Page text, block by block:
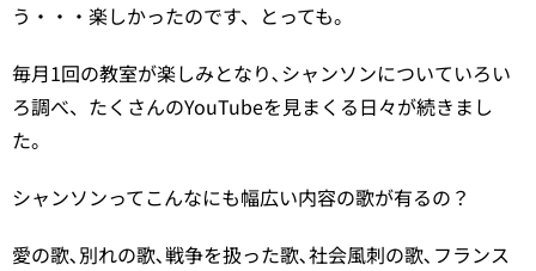
う・・・楽しかったのです、とっても。
毎月1回の教室が楽しみとなり､シャンソンについていろい
ろ調べ、たくさんのYouTubeを見まくる日々が続きまし
た。
シャンソンってこんなにも幅広い内容の歌が有るの？
愛の歌､別れの歌､戦争を扱った歌､社会風刺の歌､フランス